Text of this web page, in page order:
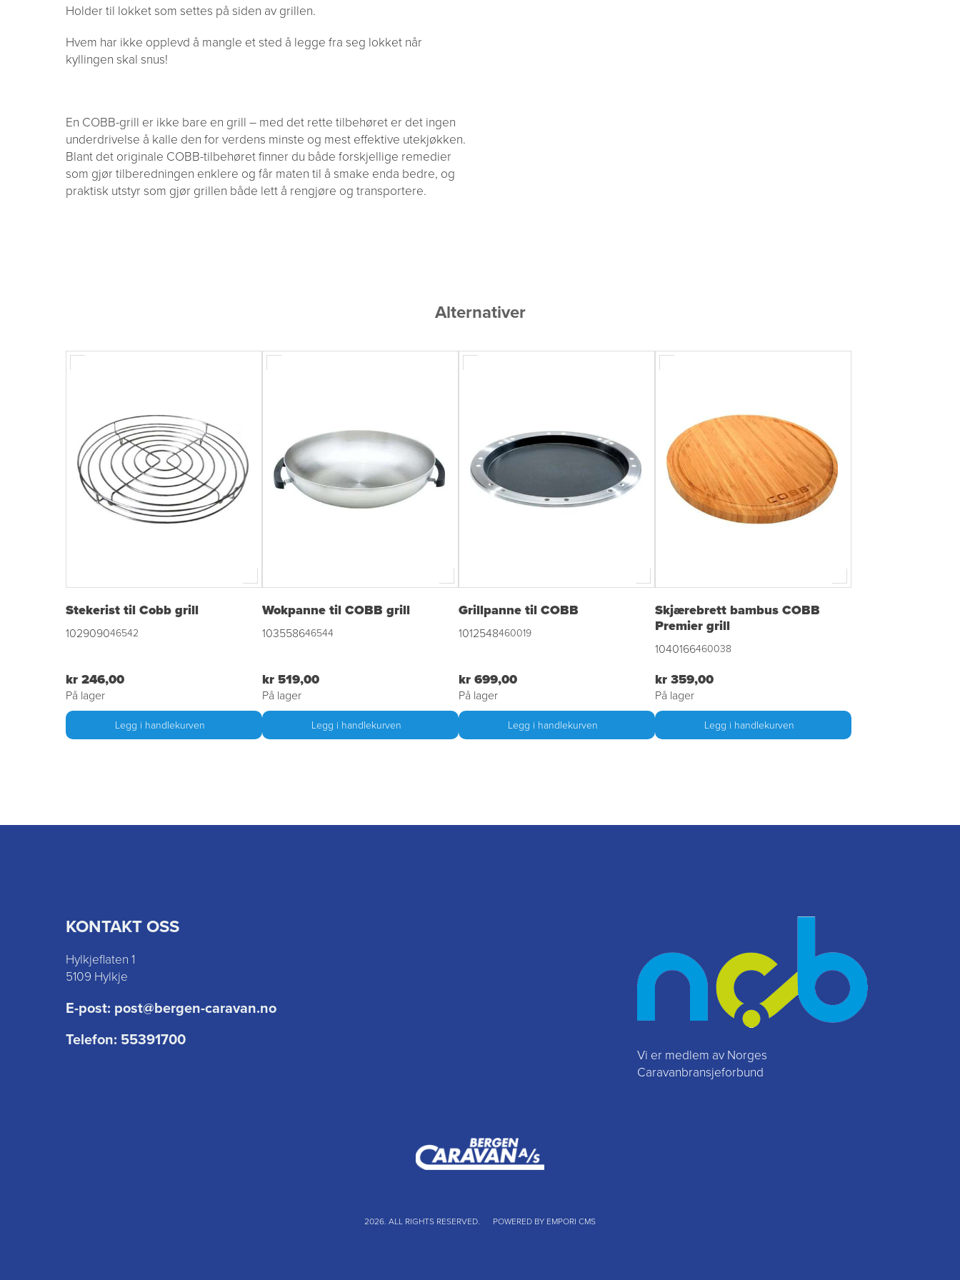
Holder til lokket som settes på siden av grillen.
Hvem har ikke opplevd å mangle et sted å legge fra seg lokket når
kyllingen skal snus!
En COBB-grill er ikke bare en grill – med det rette tilbehøret er det ingen
underdrivelse å kalle den for verdens minste og mest effektive utekjøkken.
Blant det originale COBB-tilbehøret finner du både forskjellige remedier
som gjør tilberedningen enklere og får maten til å smake enda bedre, og
praktisk utstyr som gjør grillen både lett å rengjøre og transportere.
Alternativer
Stekerist til Cobb grill
102909046542
kr 246,00
På lager
Legg i handlekurven
Wokpanne til COBB grill
103558646544
kr 519,00
På lager
Legg i handlekurven
Grillpanne til COBB
1012548460019
kr 699,00
På lager
Legg i handlekurven
Skjærebrett bambus COBB
Premier grill
1040166460038
kr 359,00
På lager
Legg i handlekurven
KONTAKT OSS
Hylkjeflaten 1
5109 Hylkje
E-post: post@bergen-caravan.no
Telefon: 55391700
Vi er medlem av Norges
Caravanbransjeforbund
2026. ALL RIGHTS RESERVED. POWERED BY EMPORI CMS